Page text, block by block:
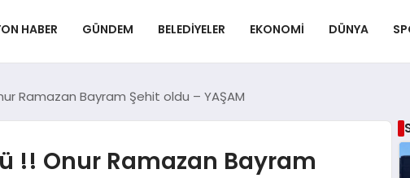
HABER GÜNDEM BELEDIYELER EKONOMI DÜNYA
Ramazan Bayram Şehit oldu – YAŞAM
!! Onur Ramazan Bayram